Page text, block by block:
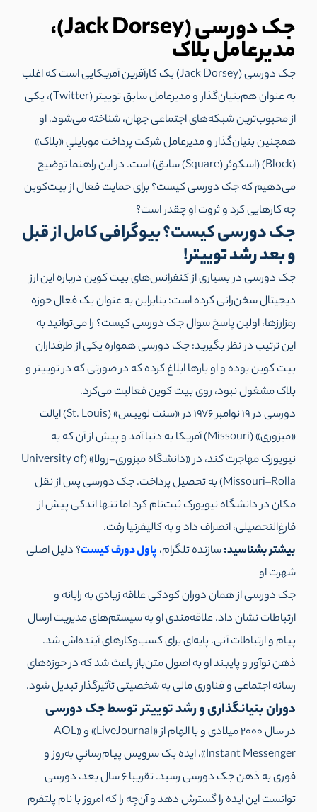
جک دورسی (Jack Dorsey)،
مدیرعامل بلاک
جک دورسی (Jack Dorsey) یک کارآفرین آمریکایی است که اغلب
به عنوان هم‌بنیان‌گذار و مدیرعامل سابق توییتر (Twitter)، یکی
از محبوب‌ترین شبکه‌های اجتماعی جهان، شناخته می‌شود. او
همچنین بنیان‌گذار و مدیرعامل شرکت پرداخت موبایلیِ «بلاک»
(Block) (اسکوئر (Square) سابق) است. در این راهنما توضیح
می‌دهیم که جک دورسی کیست؟ برای حمایت فعال از بیت‌کوین
چه کارهایی کرد و ثروت او چقدر است؟
جک دورسی کیست؟ بیوگرافی کامل از قبل
و بعد رشد توییتر!
جک دورسی در بسیاری از کنفرانس‌های بیت کوین درباره این ارز
دیجیتال سخن‌رانی کرده است؛ بنابراین به عنوان یک فعال حوزه
رمزارزها، اولین پاسخ سوال جک دورسی کیست؟ را می‌توانید به
این ترتیب در نظر بگیرید: جک دورسی همواره یکی از طرفداران
بیت کوین بوده و او بارها ابلاغ کرده که در صورتی که در توییتر و
بلاک مشغول نبود، روی بیت کوین فعالیت می‌کرد.
دورسی در ۱۹ نوامبر ۱۹۷۶ در «سنت لوییس» (St. Louis) ایالت
«میزوری» (Missouri) آمریکا به دنیا آمد و پیش از آن که به
نیویورک مهاجرت کند، در «دانشگاه میزوری-رولا» (University of
Missouri–Rolla) به تحصیل پرداخت. جک دورسی پس از نقل
مکان در دانشگاه نیویورک ثبت‌نام کرد اما تنها اندکی پیش از
فارغ‌التحصیلی، انصراف داد و به کالیفرنیا رفت.
بیشتر بشناسید:سازنده تلگرام، پاول دورف کیست؟ دلیل اصلی
شهرت او
جک دورسی از همان دوران کودکی علاقه زیادی به رایانه و
ارتباطات نشان داد. علاقه‌مندی او به سیستم‌های مدیریت ارسال
پیام و ارتباطات آنی، پایه‌ای برای کسب‌وکارهای آینده‌اش شد.
ذهن نوآور و پایبند او به اصول متن‌باز باعث شد که در حوزه‌های
رسانه اجتماعی و فناوری مالی به شخصیتی تأثیرگذار تبدیل شود.
دوران بنیانگذاری و رشد توییتر توسط جک دورسی
در سال 2000 میلادی و با الهام از «LiveJournal» و «AOL
Instant Messenger»، ایده یک سرویس پیام‌رسانیِ به‌روز و
فوری به ذهن جک دورسی رسید. تقریبا 6 سال بعد، دورسی
توانست این ایده را گسترش دهد و آن‌چه را که امروز با نام پلتفرم